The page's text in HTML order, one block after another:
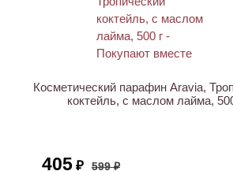
Косметический парафин Aravia,
коктейль, с маслом лайма,
405 ₽ 599 ₽